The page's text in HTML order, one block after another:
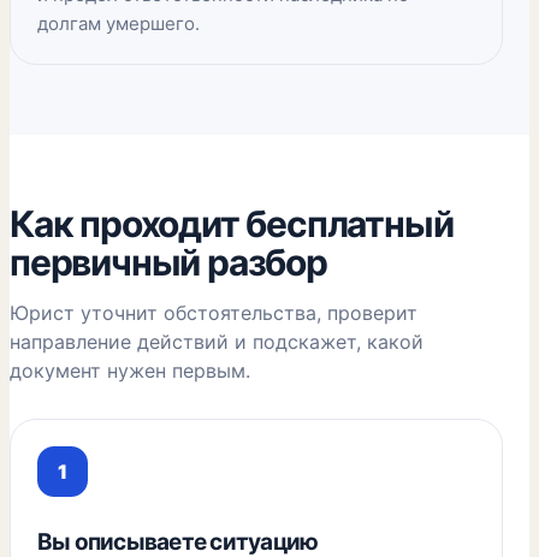
долгам умершего.
Как проходит бесплатный
первичный разбор
Юрист уточнит обстоятельства, проверит
направление действий и подскажет, какой
документ нужен первым.
Вы описываете ситуацию